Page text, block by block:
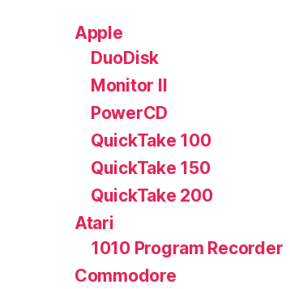
Apple
DuoDisk
Monitor II
PowerCD
QuickTake 100
QuickTake 150
QuickTake 200
Atari
1010 Program Recorder
Commodore